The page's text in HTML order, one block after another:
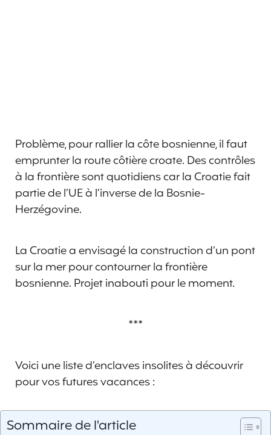
Problème, pour rallier la côte bosnienne, il faut
emprunter la route côtière croate. Des contrôles
à la frontière sont quotidiens car la Croatie fait
partie de l’UE à l’inverse de la Bosnie-
Herzégovine.
La Croatie a envisagé la construction d’un pont
sur la mer pour contourner la frontière
bosnienne. Projet inabouti pour le moment.
***
Voici une liste d’enclaves insolites à découvrir
pour vos futures vacances :
Sommaire de l'article